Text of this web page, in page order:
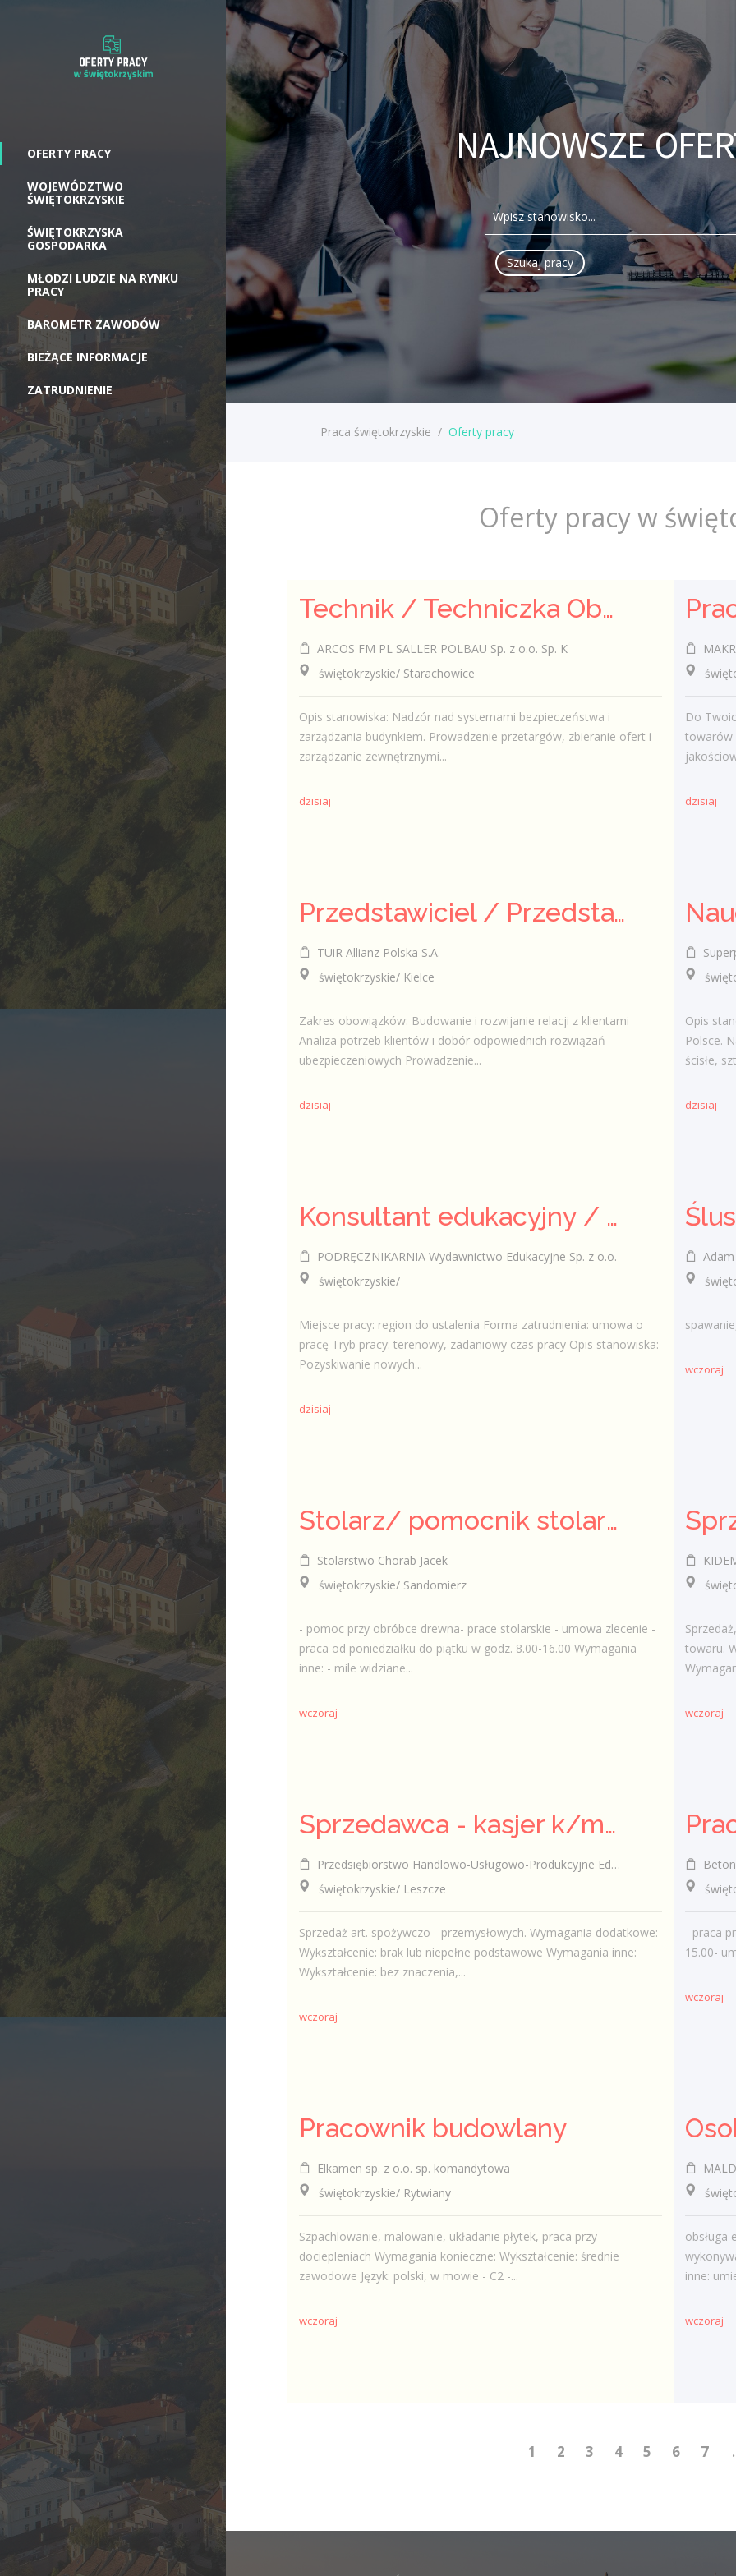
OFERTY PRACY
WOJEWÓDZTWO
ŚWIĘTOKRZYSKIE
ŚWIĘTOKRZYSKA
GOSPODARKA
MŁODZI LUDZIE NA RYNKU
PRACY
BAROMETR ZAWODÓW
BIEŻĄCE INFORMACJE
ZATRUDNIENIE
NAJNOWSZE
Praca świętokrzyskie / Oferty pracy
Oferty pracy w
Technik / Techniczka Obsługi Budynku
ARCOS FM PL SALLER POLBAU Sp. z o.o. Sp. K
świętokrzyskie/ Starachowice
Opis stanowiska: Nadzór nad systemami bezpieczeństwa i
zarządzania budynkiem. Prowadzenie przetargów, zbieranie ofert i
zarządzanie zewnętrznymi...
dzisiaj
Do
towarów
dzisiaj
Przedstawiciel / Przedstawicielka ds. sprzedaży ubezpieczeń majątkowych
TUiR Allianz Polska S.A.
świętokrzyskie/ Kielce
Zakres obowiązków: Budowanie i rozwijanie relacji z klientami
Analiza potrzeb klientów i dobór odpowiednich rozwiązań
ubezpieczeniowych Prowadzenie...
dzisiaj
Opis
Polsce.
ścisłe,
dzisiaj
Konsultant edukacyjny / Konsultantka edukacyjna
PODRĘCZNIKARNIA Wydawnictwo Edukacyjne Sp. z o.o.
świętokrzyskie/
Miejsce pracy: region do ustalenia Forma zatrudnienia: umowa o
pracę Tryb pracy: terenowy, zadaniowy czas pracy Opis stanowiska:
Pozyskiwanie nowych...
dzisiaj
Adam
wczoraj
Stolarz/ pomocnik stolarza (k/.m)
Stolarstwo Chorab Jacek
świętokrzyskie/ Sandomierz
- pomoc przy obróbce drewna- prace stolarskie - umowa zlecenie -
praca od poniedziałku do piątku w godz. 8.00-16.00 Wymagania
inne: - mile widziane...
wczoraj
towaru.
wczoraj
Sprzedawca - kasjer k/m/inni
Przedsiębiorstwo Handlowo-Usługowo-Produkcyjne Edward Kasza
świętokrzyskie/ Leszcze
Sprzedaż art. spożywczo - przemysłowych. Wymagania dodatkowe:
Wykształcenie: brak lub niepełne podstawowe Wymagania inne:
Wykształcenie: bez znaczenia,...
wczoraj
- praca
15.00-
wczoraj
Pracownik budowlany
Elkamen sp. z o.o. sp. komandytowa
świętokrzyskie/ Rytwiany
Szpachlowanie, malowanie, układanie płytek, praca przy
dociepleniach Wymagania konieczne: Wykształcenie: średnie
zawodowe Język: polski, w mowie - C2 -...
wczoraj
obsługa
inne:
wczoraj
1 2 3 4 5 6 7